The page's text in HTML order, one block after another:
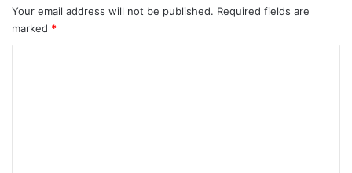
Your email address will not be published. Required fields are
marked *